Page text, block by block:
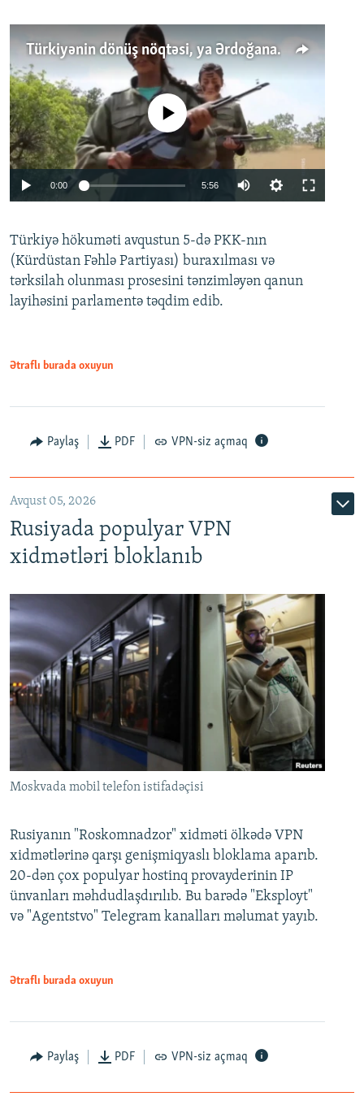
Türkiyənin dönüş nöqtəsi, ya Ərdoğana üçüncü şans: PKK ilə qəfil barışıq nə deməkdir?
Auto 240p 360p 480p
720p 1080p
No media source currently available
0:00 5:56
360p
480p
Türkiyə hökuməti avqustun 5-də PKK-nın
(Kürdüstan Fəhlə Partiyası) buraxılması və
tərksilah olunması prosesini tənzimləyən qanun
layihəsini parlamentə təqdim edib.
Ətraflı burada oxuyun
Paylaş PDF VPN-siz açmaq
Avqust 05, 2026
Rusiyada populyar VPN
xidmətləri bloklanıb
Moskvada mobil telefon istifadəçisi
Rusiyanın "Roskomnadzor" xidməti ölkədə VPN
xidmətlərinə qarşı genişmiqyaslı bloklama aparıb.
20-dən çox populyar hostinq provayderinin IP
ünvanları məhdudlaşdırılıb. Bu barədə "Eksployt"
və "Agentstvo" Telegram kanalları məlumat yayıb.
Ətraflı burada oxuyun
Paylaş PDF VPN-siz açmaq